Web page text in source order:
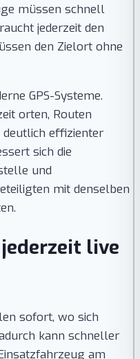
müssen schnell
jederzeit den
den Zielort ohne
GPS-Systeme.
orten, Routen
effizienter
sich die
und
mit denselben
live
sofort, wo sich
kann schneller
am